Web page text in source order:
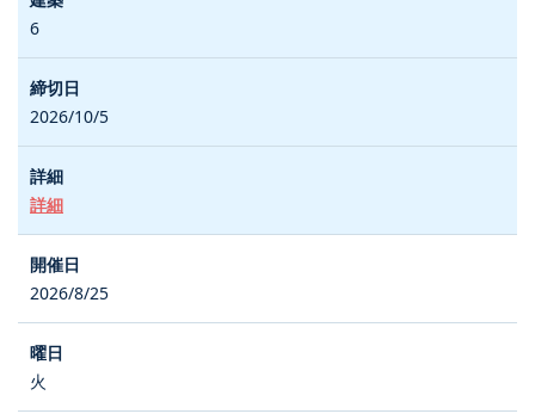
6
2026/10/5
詳細
2026/8/25
火